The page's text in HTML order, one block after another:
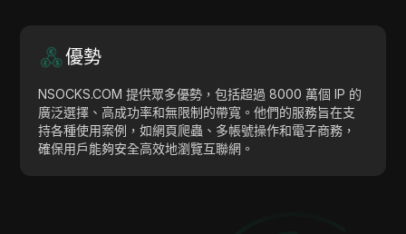
優勢
NSOCKS.COM 提供眾多優勢，包括超過 8000 萬個 IP 的
廣泛選擇、高成功率和無限制的帶寬。他們的服務旨在支
持各種使用案例，如網頁爬蟲、多帳號操作和電子商務，
確保用戶能夠安全高效地瀏覽互聯網。